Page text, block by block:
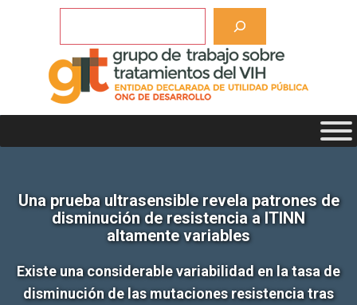
Una prueba ultrasensible revela patrones de
disminución de resistencia a ITINN
altamente variables
Existe una considerable variabilidad en la tasa de
disminución de las mutaciones resistencia tras